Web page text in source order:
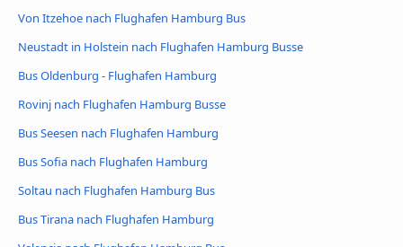
Von Itzehoe nach Flughafen Hamburg Bus
Neustadt in Holstein nach Flughafen Hamburg Busse
Bus Oldenburg - Flughafen Hamburg
Rovinj nach Flughafen Hamburg Busse
Bus Seesen nach Flughafen Hamburg
Bus Sofia nach Flughafen Hamburg
Soltau nach Flughafen Hamburg Bus
Bus Tirana nach Flughafen Hamburg